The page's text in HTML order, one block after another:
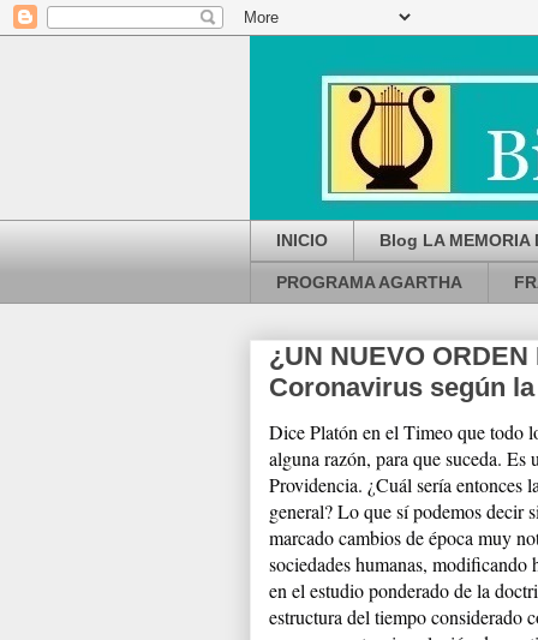
INICIO Blog LA MEMORIA
PROGRAMA AGARTHA
¿UN NUEVO
Coronavirus según
Dice Platón en el Timeo que todo
alguna razón, para que suceda. Es
Providencia. ¿Cuál sería entonces
general? Lo que sí podemos decir
marcado cambios de época muy
sociedades humanas, modificando
en el estudio ponderado de la
estructura del tiempo considerado